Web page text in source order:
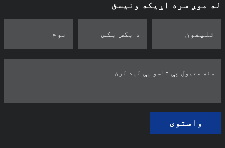
له موږ سره اړیکه ونیسئ
واستوی